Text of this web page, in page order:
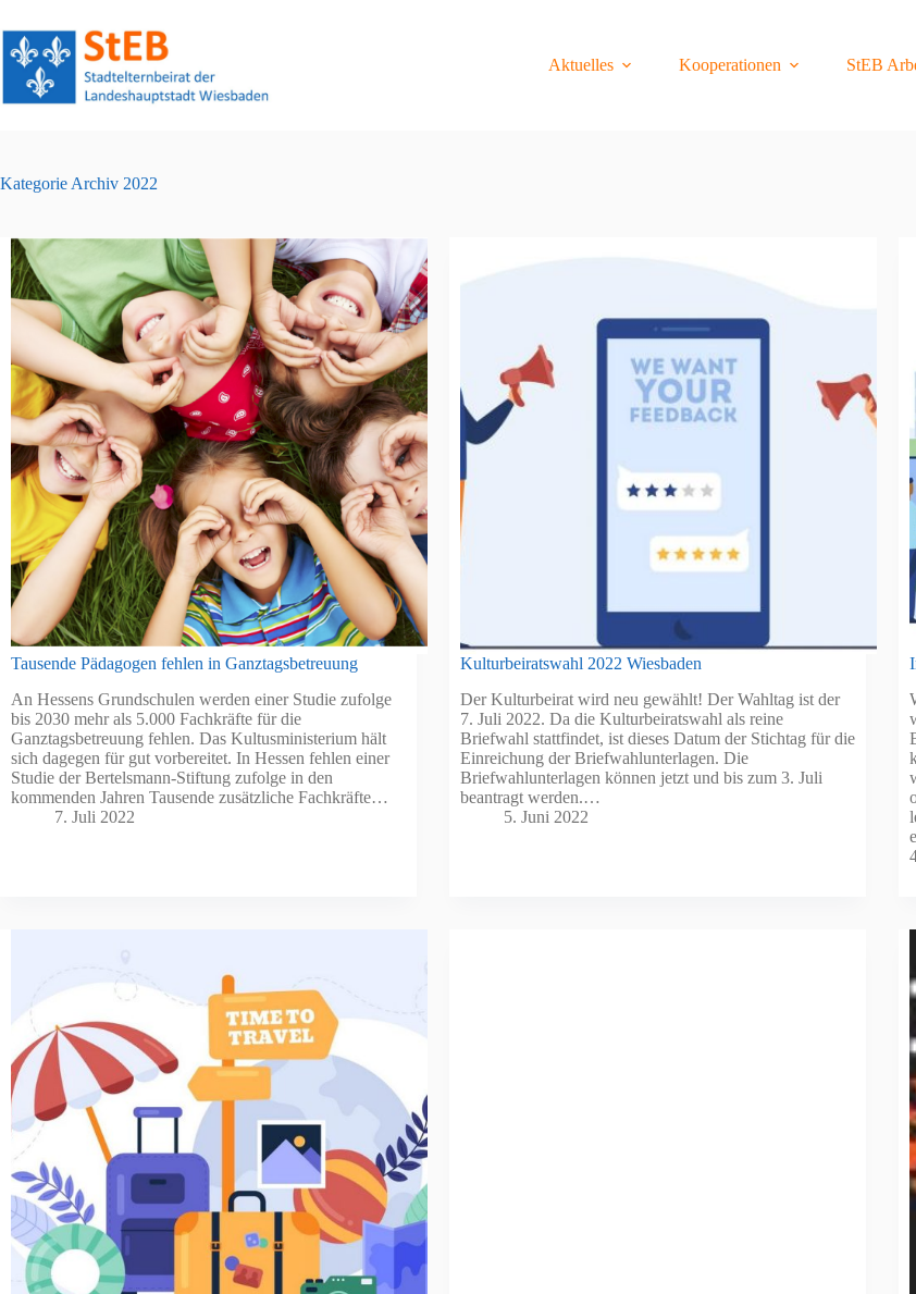
Inhalt
springen
Aktuelles
Kooperationen StEB
Kategorie Archiv 2022
Tausende Pädagogen fehlen in Ganztagsbetreuung
An Hessens Grundschulen werden einer Studie zufolge
bis 2030 mehr als 5.000 Fachkräfte für die
Ganztagsbetreuung fehlen. Das Kultusministerium hält
sich dagegen für gut vorbereitet. In Hessen fehlen einer
Studie der Bertelsmann-Stiftung zufolge in den
kommenden Jahren Tausende zusätzliche Fachkräfte…
7. Juli 2022
Kulturbeiratswahl 2022 Wiesbaden
Der Kulturbeirat wird neu gewählt! Der Wahltag ist der
7. Juli 2022. Da die Kulturbeiratswahl als reine
Briefwahl stattfindet, ist dieses Datum der Stichtag für die
Einreichung der Briefwahlunterlagen. Die
Briefwahlunterlagen können jetzt und bis zum 3. Juli
beantragt werden.…
5. Juni 2022